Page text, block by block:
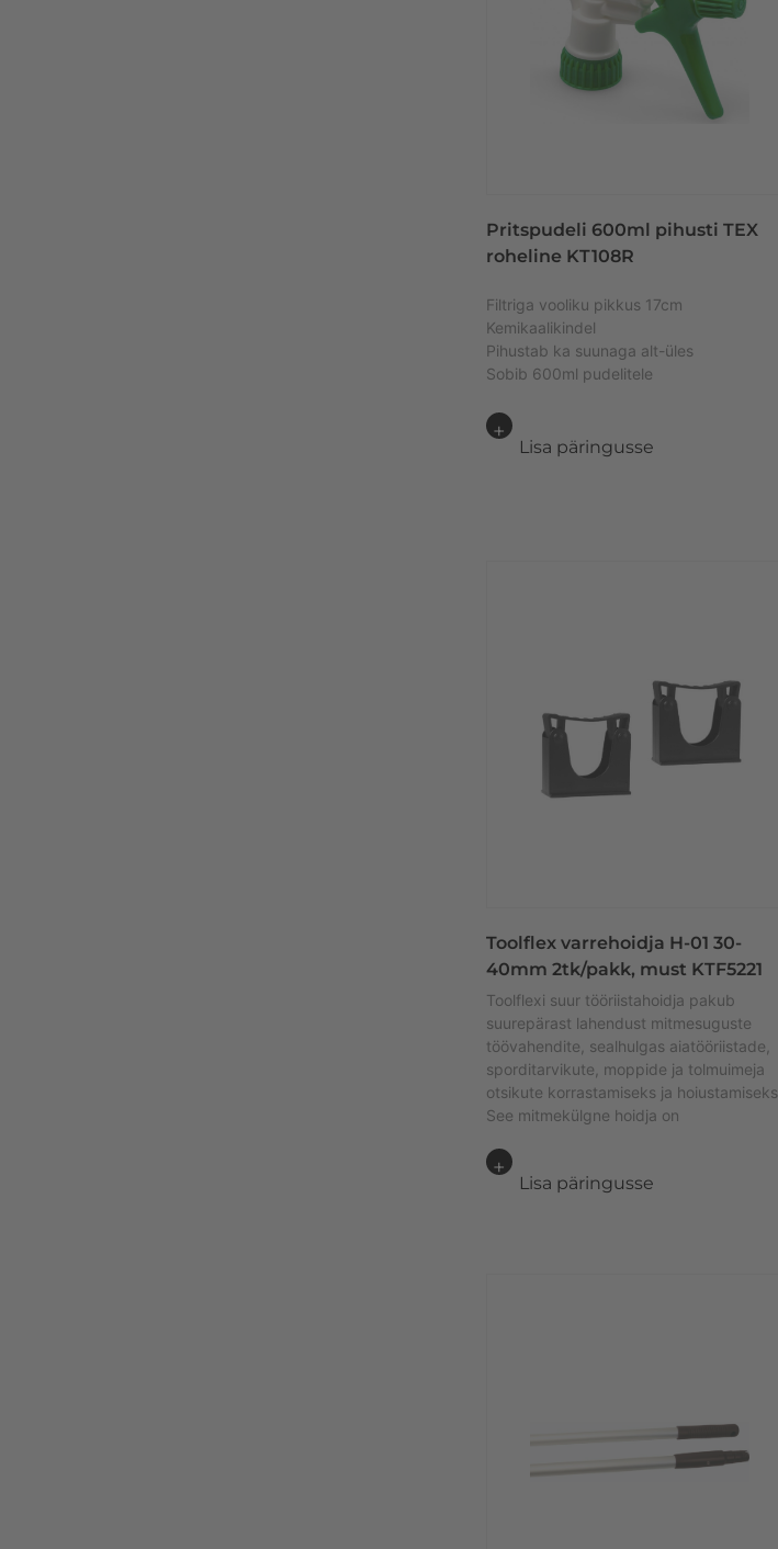
Pritspudeli 600ml pihusti TEX
roheline KT108R
Filtriga vooliku pikkus 17cm
Kemikaalikindel
Pihustab ka suunaga alt-üles
Sobib 600ml pudelitele
Lisa päringusse
Toolflex varrehoidja H-01 30-
40mm 2tk/pakk, must KTF5221
Toolflexi suur tööriistahoidja pakub
suurepärast lahendust mitmesuguste
töövahendite, sealhulgas aiatööriistade,
sporditarvikute, moppide ja tolmuimeja
otsikute korrastamiseks ja hoiustamiseks.
See mitmekülgne hoidja on
Lisa päringusse